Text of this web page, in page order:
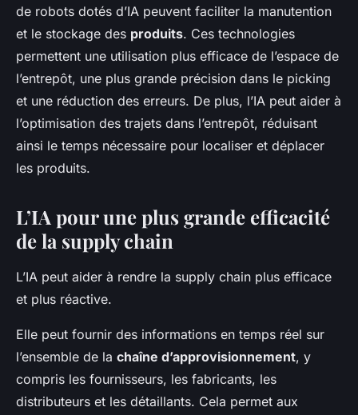
de robots dotés d’IA peuvent faciliter la manutention
et le stockage des produits. Ces technologies
permettent une utilisation plus efficace de l’espace de
l’entrepôt, une plus grande précision dans le picking
et une réduction des erreurs. De plus, l’IA peut aider à
l’optimisation des trajets dans l’entrepôt, réduisant
ainsi le temps nécessaire pour localiser et déplacer
les produits.
L’IA pour une plus grande efficacité
de la supply chain
L’IA peut aider à rendre la supply chain plus efficace
et plus réactive.
Elle peut fournir des informations en temps réel sur
l’ensemble de la chaîne d’approvisionnement, y
compris les fournisseurs, les fabricants, les
distributeurs et les détaillants. Cela permet aux